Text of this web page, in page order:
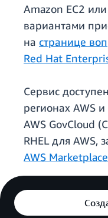
Amazon EC2
вариантами
на странице
Red Hat
Сервис
регионах AWS
AWS GovCloud
RHEL для AWS,
AWS Marketplace